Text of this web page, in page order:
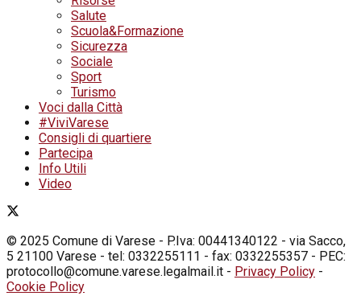
Salute
Scuola&Formazione
Sicurezza
Sociale
Sport
Turismo
Voci dalla Città
#ViviVarese
Consigli di quartiere
Partecipa
Info Utili
Video
© 2025 Comune di Varese - P.Iva: 00441340122 - via Sacco,
5 21100 Varese - tel: 0332255111 - fax: 0332255357 - PEC:
protocollo@comune.varese.legalmail.it - Privacy Policy -
Cookie Policy